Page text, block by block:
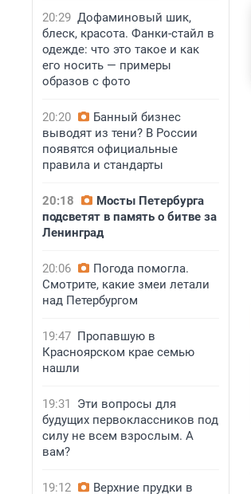
20:29 Дофаминовый шик,
блеск, красота. Фанки-стайл в
одежде: что это такое и как
его носить — примеры
образов с фото
20:20
Банный бизнес
выводят из тени? В России
появятся официальные
правила и стандарты
20:18
Мосты Петербурга
подсветят в память о битве за
Ленинград
20:06
Погода помогла.
Смотрите, какие змеи летали
над Петербургом
19:47 Пропавшую в
Красноярском крае семью
нашли
19:31
Эти вопросы для
будущих первоклассников под
силу не всем взрослым. А
вам?
19:12
Верхние прудки в